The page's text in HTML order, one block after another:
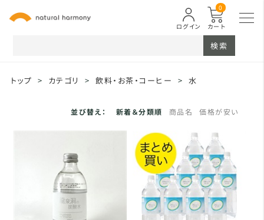
カート
0
ログイン
検索
トップ > カテゴリ > 飲料・お茶・コーヒー > 水
並び替え： 新着＆分類順 商品名 価格が安い